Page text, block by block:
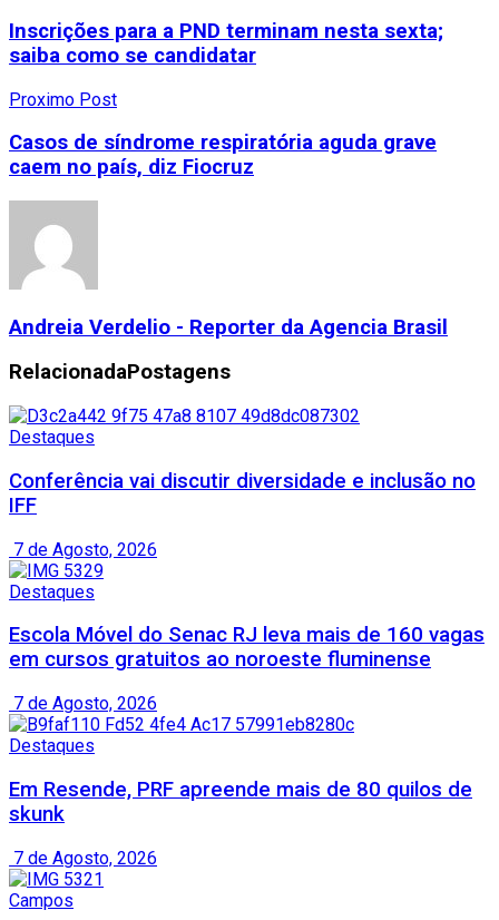
Inscrições para a PND terminam nesta sexta;
saiba como se candidatar
Proximo Post
Casos de síndrome respiratória aguda grave
caem no país, diz Fiocruz
Andreia Verdelio - Reporter da Agencia Brasil
RelacionadaPostagens
Destaques
Conferência vai discutir diversidade e inclusão no
IFF
7 de Agosto, 2026
Destaques
Escola Móvel do Senac RJ leva mais de 160 vagas
em cursos gratuitos ao noroeste fluminense
7 de Agosto, 2026
Destaques
Em Resende, PRF apreende mais de 80 quilos de
skunk
7 de Agosto, 2026
Campos